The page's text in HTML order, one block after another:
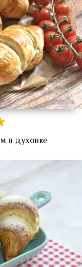
в духовке